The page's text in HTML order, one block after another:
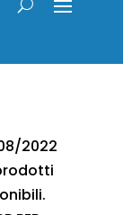
2022